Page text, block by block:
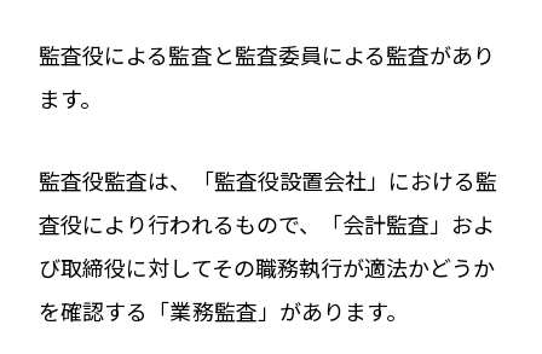
監査役による監査と監査委員による監査があり
ます。
監査役監査は、「監査役設置会社」における監
査役により行われるもので、「会計監査」およ
び取締役に対してその職務執行が適法かどうか
を確認する「業務監査」があります。